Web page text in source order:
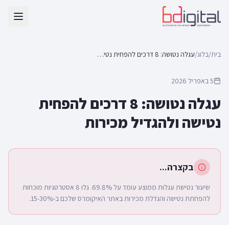
בית/בלוג/ עגלה נטושה: 8 דרכים להפחית נטישה ולהגדיל מכירות
5 באפריל 2026
עגלה נטושה: 8 דרכים להפחית
נטישה ולהגדיל מכירות
בקצרה...
שיעור נטישת עגלות ממוצע עומד על 69.8%. גלו 8 אסטרטגיות מוכחות
להפחתת נטישה והגדלת מכירות באתר האיקומרס שלכם ב-15-30%.